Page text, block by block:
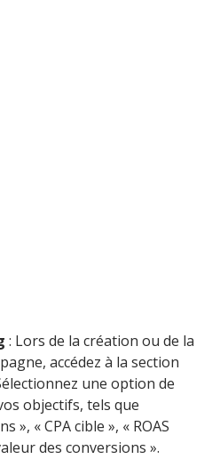
: Lors de la création ou de la
accédez à la section
une option de
objectifs, tels que
», « CPA cible », « ROAS
des conversions ».